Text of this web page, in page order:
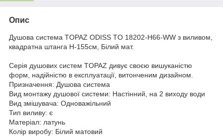
Опис
Душова система TOPAZ ODISS TO 18202-H66-WW з виливом,
квадратна штанга Н-155см, Білий мат.
Серія душових систем TOPAZ дивує своєю вишуканістю
форм, надійністю в експлуатації, витонченим дизайном.
Призначення: Душова система
Вид монтажу душової системи: Настінний, на 2 виходу води
Вид змішувача: Одноважільний
Тип виливу: є
Матеріал: латунь
Колір виробу: Білий матовий